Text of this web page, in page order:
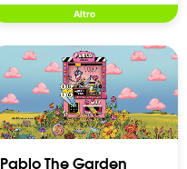
Altro
Pablo The Garden